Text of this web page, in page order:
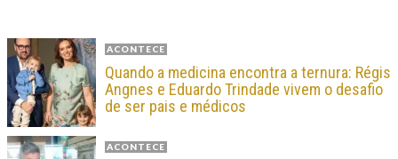
ACONTECE
Quando a medicina encontra a ternura: Régis
Angnes e Eduardo Trindade vivem o desafio
de ser pais e médicos
ACONTECE